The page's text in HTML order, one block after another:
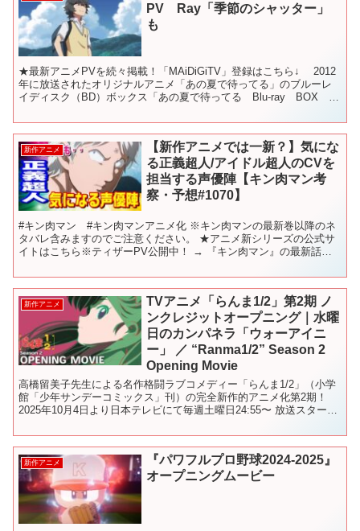
PV Ray「季節のシャッター」
も
★最新アニメPVを続々掲載！「MAiDiGiTV」登録はこちら↓ 2012
年に放送されたオリジナルアニメ「あの夏で待ってる」のブルーレ
イディスク（BD）ボックス「あの夏で待ってる Blu-ray BOX
新作アニメ
【新作アニメでは一新？】気にな
る正義超人/アイドル超人のCVを
担当する声優陣【キン肉マン考
察・予想#1070】
#キン肉マン #キン肉マンアニメ化 ※キン肉マンの最新巻以降のネ
タバレ含みますのでご注意ください。 ★アニメ新シリーズの公式サ
イトはこちら※ティザーPV公開中！ → 『キン肉マン』の最新話は
新作アニメ
TVアニメ「らんま1/2」第2期 ノ
ンクレジットオープニング｜水曜
日のカンパネラ「ウォーアイニ
ー」 ／ “Ranma1/2” Season 2
Opening Movie
高橋留美子先生による名作格闘ラブコメディー「らんま1/2」（小学
館「少年サンデーコミックス」刊）の完全新作的アニメ化第2期！
2025年10月4日より日本テレビにて毎週土曜日24:55〜 放送スター
新作アニメ
『パワフルプロ野球2024-2025』
オープニングムービー